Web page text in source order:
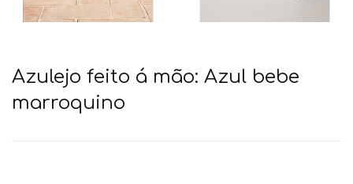
Azulejo feito á mão: Azul bebe
marroquino